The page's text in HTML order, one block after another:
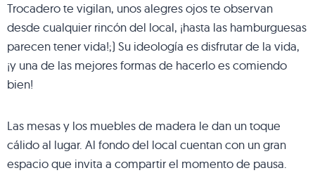
Trocadero te vigilan, unos alegres ojos te observan
desde cualquier rincón del local, ¡hasta las hamburguesas
parecen tener vida!;) Su ideología es disfrutar de la vida,
¡y una de las mejores formas de hacerlo es comiendo
bien!
Las mesas y los muebles de madera le dan un toque
cálido al lugar. Al fondo del local cuentan con un gran
espacio que invita a compartir el momento de pausa.